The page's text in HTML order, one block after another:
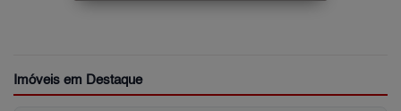
Imóveis em Destaque